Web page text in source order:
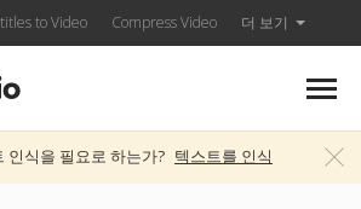
to Video Compress Video 더 보기
인식을 필요로 하는가? 텍스트를 인식